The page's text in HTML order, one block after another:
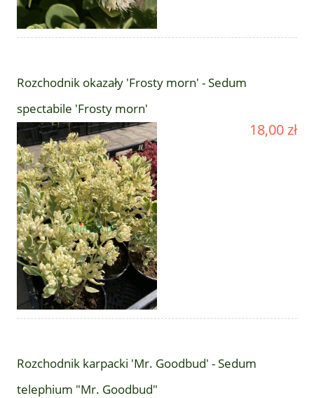
Rozchodnik okazały 'Frosty morn' - Sedum
spectabile 'Frosty morn'
18,00 zł
Rozchodnik karpacki 'Mr. Goodbud' - Sedum
telephium "Mr. Goodbud"